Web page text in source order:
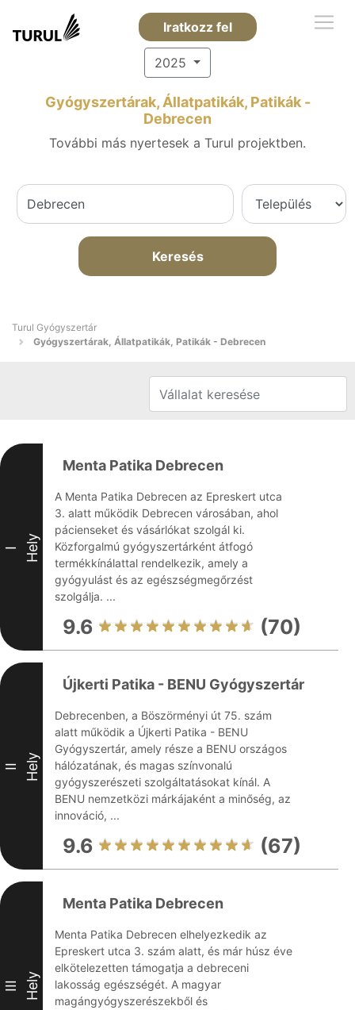
Iratkozz fel
2025
Gyógyszertárak, Állatpatikák, Patikák -
Debrecen
További más nyertesek a Turul projektben.
Keresés
Turul Gyógyszertár
Gyógyszertárak, Állatpatikák, Patikák - Debrecen
I Hely
Menta Patika Debrecen
A Menta Patika Debrecen az Epreskert utca
3. alatt működik Debrecen városában, ahol
pácienseket és vásárlókat szolgál ki.
Közforgalmú gyógyszertárként átfogó
termékkínálattal rendelkezik, amely a
gyógyulást és az egészségmegőrzést
szolgálja. ...
9.6 (70)
II Hely
Újkerti Patika - BENU Gyógyszertár
Debrecenben, a Böszörményi út 75. szám
alatt működik a Újkerti Patika - BENU
Gyógyszertár, amely része a BENU országos
hálózatának, és magas színvonalú
gyógyszerészeti szolgáltatásokat kínál. A
BENU nemzetközi márkájaként a minőség, az
innováció, ...
9.6 (67)
III Hely
Menta Patika Debrecen
Menta Patika Debrecen elhelyezkedik az
Epreskert utca 3. szám alatt, és már húsz éve
elkötelezetten támogatja a debreceni
lakosság egészségét. A magyar
magángyógyszerészekből és